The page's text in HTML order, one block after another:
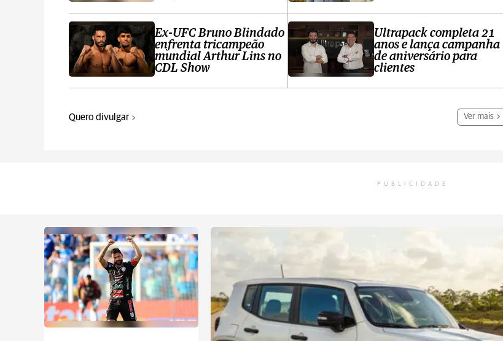
Ex-UFC Bruno Blindado
enfrenta tricampeão
mundial Arthur Lins no
CDL Show
Ultrapack completa 21
anos e lança campanha
de aniversário para
clientes
Quero divulgar Ver mais
PUBLICIDADE